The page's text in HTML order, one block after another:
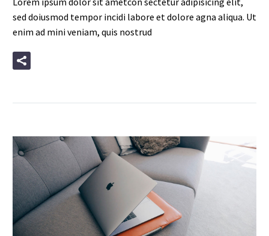
sed doiusmod tempor incidi labore et dolore agna aliqua. Ut
enim ad mini veniam, quis nostrud